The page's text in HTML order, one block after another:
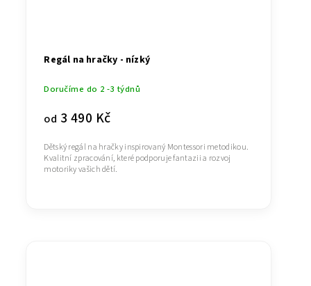
Regál na hračky - nízký
Doručíme do 2 -3 týdnů
od 3 490 Kč
Dětský regál na hračky inspirovaný Montessori metodikou.
Kvalitní zpracování, které podporuje fantazii a rozvoj
motoriky vašich dětí.